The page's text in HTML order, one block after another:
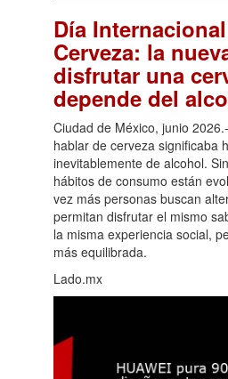
Día
Cerveza: la
disfrutar una
depende del
Ciudad de México, junio
hablar de cerveza significaba
inevitablemente de alcohol.
hábitos de consumo están
vez más personas buscan
permitan disfrutar el mismo
la misma experiencia social,
más equilibrada.
Lado.mx